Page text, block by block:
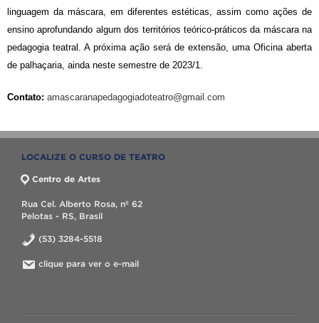
linguagem da máscara, em diferentes estéticas, assim como ações de
ensino aprofundando algum dos territórios teórico-práticos da máscara na
pedagogia teatral. A próxima ação será de extensão, uma Oficina aberta
de palhaçaria, ainda neste semestre de 2023/1.
Contato: amascaranapedagogiadoteatro@gmail.com
LOCALIZE O CURSO DE TEATRO
Centro de Artes
Rua Cel. Alberto Rosa, nº 62
Pelotas - RS, Brasil
(53) 3284-5518
clique para ver o e-mail